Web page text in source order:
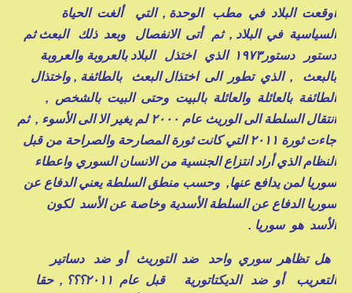
أوقعت البلاد في مطب الوحدة , التي ألغت الحياة
السياسية في البلاد , ثم أتى الانفصال وبعد ذلك البعثثم
دستور دستور١٩٧٣ الذي اختذل البلاد بالعروبة والعروبة
بالبعث , الذي تطور الى اختذال البعث بالطائفة , واختذال
الطائفة بالعائلة والعائلة بالبيت وحتى البيت بالشخص ,
انتقال السلطة الى الوريث عام ٢٠٠٠ لم يغير الا الى الأسوء , ثم
جاءت ثورة ٢٠١١ التي كانت ثورة المصارحة والصراحة من قبل
النظام الذي أراد انتزاع الجنسية من الانسان السوري واعطاء
سوريا لمن يدافع عنها, وحسب منطق السلطة يعني الدفاع عن
سوريا الدفاع عن السلطة الأسدية وخاصة عن الأسد لكون
الأسد هو سوريا .
هل تظاهر سوري واحد ضد التوريث أو ضد دساتير
التعريب أو ضد الديكتاتورية قبل عام ٢٠١١؟؟؟ , حقا